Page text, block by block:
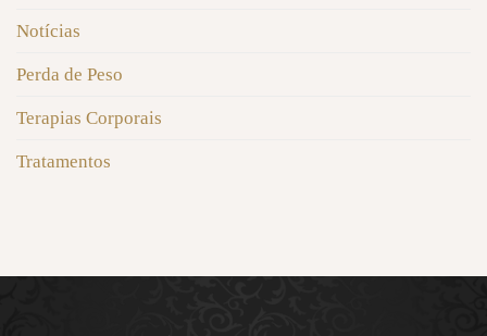
Notícias
Perda de Peso
Terapias Corporais
Tratamentos